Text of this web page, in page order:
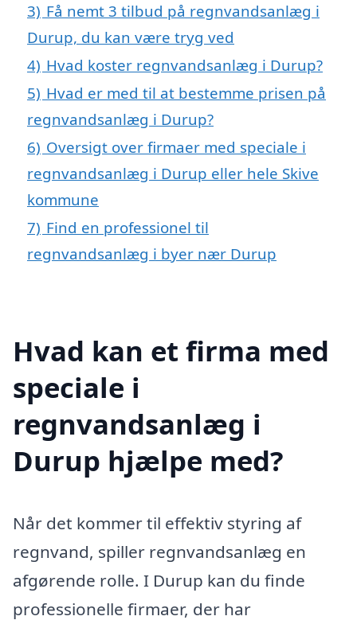
3) Få nemt 3 tilbud på regnvandsanlæg i
Durup, du kan være tryg ved
4) Hvad koster regnvandsanlæg i Durup?
5) Hvad er med til at bestemme prisen på
regnvandsanlæg i Durup?
6) Oversigt over firmaer med speciale i
regnvandsanlæg i Durup eller hele Skive
kommune
7) Find en professionel til
regnvandsanlæg i byer nær Durup
Hvad kan et firma med
speciale i
regnvandsanlæg i
Durup hjælpe med?
Når det kommer til effektiv styring af
regnvand, spiller regnvandsanlæg en
afgørende rolle. I Durup kan du finde
professionelle firmaer, der har